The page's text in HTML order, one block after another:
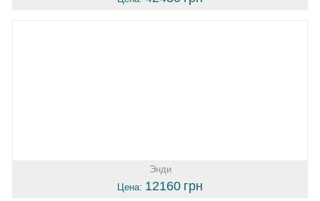
Энди
Цена: 12160 грн